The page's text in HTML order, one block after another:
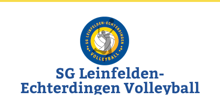
Zum
SG Leinfelden-
Echterdingen Volleyball